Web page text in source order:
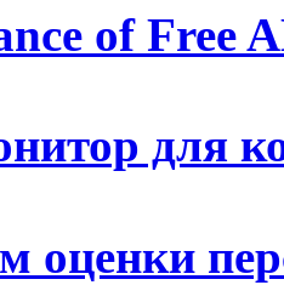
of Free
для
оценки